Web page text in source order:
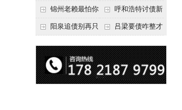
案追债全流程，足不
出户
地行业协会出面，比
法院传票快
对方在牧区联系不
上，2026年委托当地
财产后申请破产，20
26年破产程序里还能
锦州老赖最怕你
懂这1条，2026
罪”详解，能判刑
呼和浩特讨债新
招：2026年用“律师
成本低见效快
阳泉追债别再只
类隐形财产（公积
金、保单）也能执行
吕梁要债咋整才
调解渠道，比找公司
强